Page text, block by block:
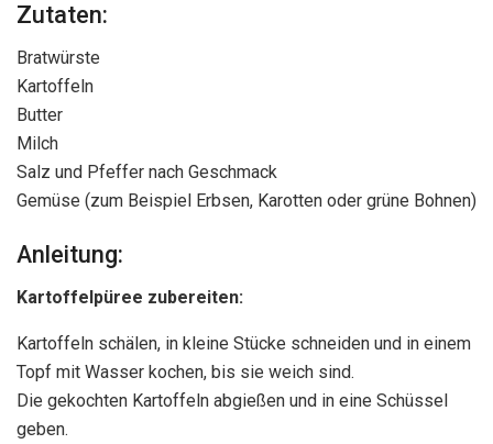
Zutaten:
Bratwürste
Kartoffeln
Butter
Milch
Salz und Pfeffer nach Geschmack
Gemüse (zum Beispiel Erbsen, Karotten oder grüne Bohnen)
Anleitung:
Kartoffelpüree zubereiten:
Kartoffeln schälen, in kleine Stücke schneiden und in einem
Topf mit Wasser kochen, bis sie weich sind.
Die gekochten Kartoffeln abgießen und in eine Schüssel
geben.